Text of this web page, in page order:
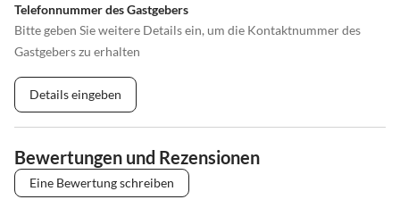
Telefonnummer des Gastgebers
Bitte geben Sie weitere Details ein, um die Kontaktnummer des
Gastgebers zu erhalten
Details eingeben
Bewertungen und Rezensionen
Eine Bewertung schreiben